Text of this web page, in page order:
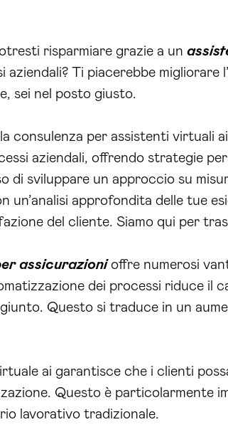
risparmiare grazie a un
Ti piacerebbe migliorare
sei nel posto giusto.
consulenza per assistenti virtuali
aziendali, offrendo strategie
di sviluppare un approccio su
un’analisi approfondita delle tue
del cliente. Siamo qui per
assicurazionioffre numerosi
dei processi riduce il
Questo si traduce in un
ai garantisce che i clienti
Questo è particolarmente
lavorativo tradizionale.